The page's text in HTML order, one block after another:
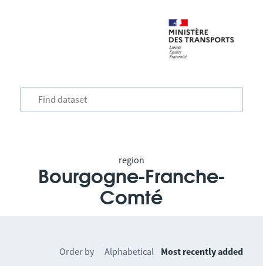
region
Bourgogne-Franche-
Comté
Order by Alphabetical Most recently added